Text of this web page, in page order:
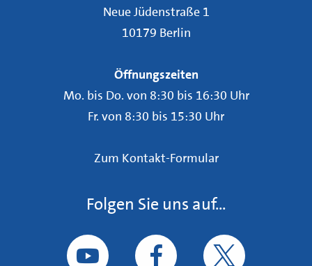
Neue Jüdenstraße 1
10179 Berlin
Öffnungszeiten
Mo. bis Do. von 8:30 bis 16:30 Uhr
Fr. von 8:30 bis 15:30 Uhr
Zum Kontakt-Formular
Folgen Sie uns auf...